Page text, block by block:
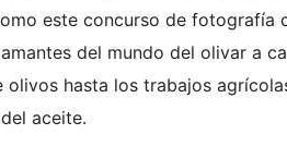
este concurso de fotografía
del mundo del olivar a
olivos hasta los trabajos
aceite.